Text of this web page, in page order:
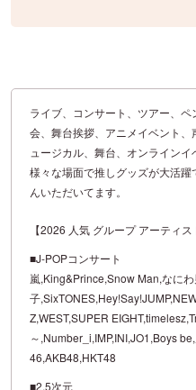
ライブ、コンサート、ツアー、
会、舞台挨拶、アニメイベント、
ュージカル、舞台、オンライン
様々な場面で推しグッズが大活
んいただいてます。
【2026 人気 グループ アーティス
■J-POPコンサート
嵐,King&Prince,Snow Man,なにわ
子
Z,WEST,SUPER
～,Number_i,IMP,INI,JO1,Boys
46,AKB48,HKT48
■2.5次元